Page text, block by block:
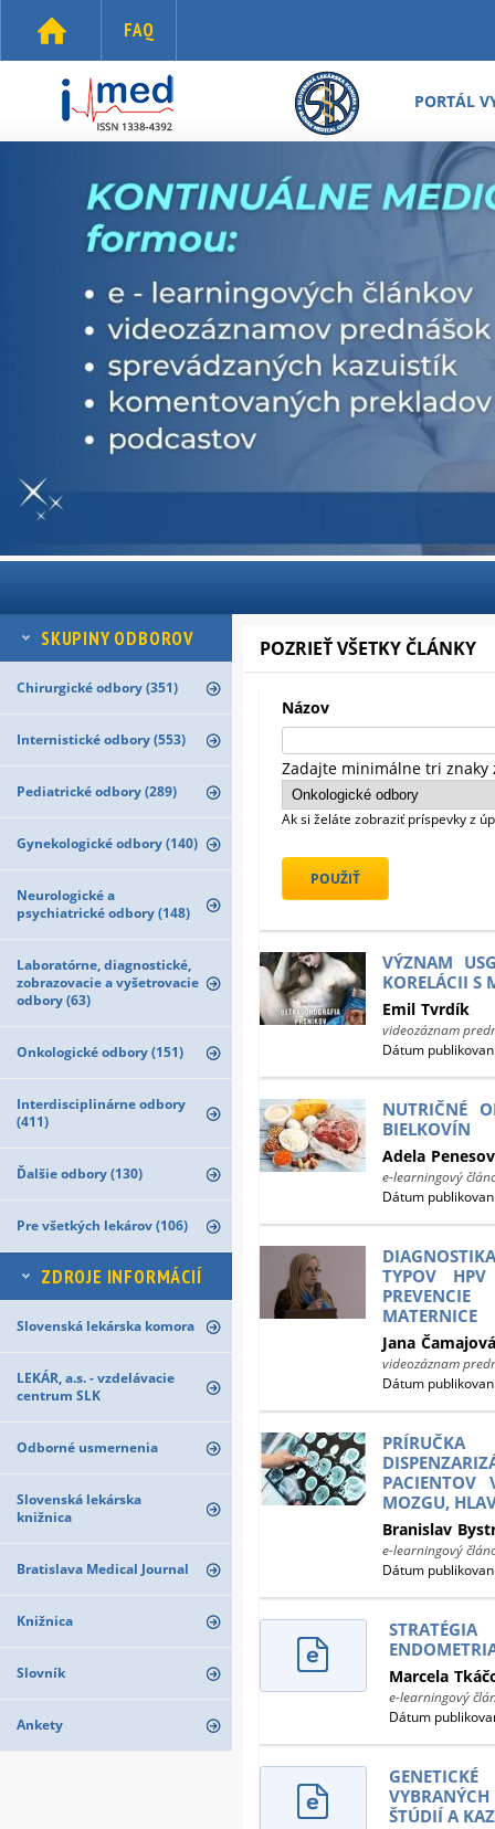
FAQ
PORTÁL
SKUPINY ODBOROV
Chirurgické odbory (351)
Internistické odbory (553)
Pediatrické odbory (289)
Gynekologické odbory (140)
Neurologické a
psychiatrické odbory (148)
Laboratórne, diagnostické,
zobrazovacie a vyšetrovacie
odbory (63)
Onkologické odbory (151)
Interdisciplinárne odbory
(411)
Ďalšie odbory (130)
Pre všetkých lekárov (106)
ZDROJE INFORMÁCIÍ
Slovenská lekárska komora
LEKÁR, a.s. - vzdelávacie
centrum SLK
Odborné usmernenia
Slovenská lekárska
knižnica
Bratislava Medical Journal
Knižnica
Slovník
Ankety
POZRIEŤ VŠETKY ČLÁNKY
Názov
Zadajte minimálne tri znaky
Ak si želáte zobraziť príspevky z
VÝZNAM
KORELÁCII S
Emil Tvrdík
videozáznam
Dátum
NUTRIČNÉ
BIELKOVÍN
Adela
e-learningový
Dátum
TYPOV
MATERNICE
Jana Čamajová
videozáznam
Dátum
PACIENTOV
MOZGU,
Branislav
e-learningový
Dátum
Marcela
e-learningový
Dátum
ŠTÚDIÍ A